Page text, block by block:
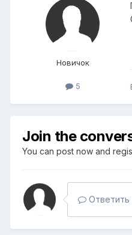
Новичок
5
Join the
You can post now and
Ответить